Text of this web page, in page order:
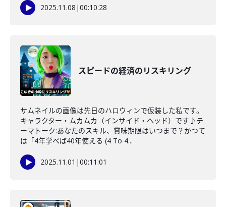
2025.11.08 |00:10:28
スピードの経済のリスキリング
サムネイルの画像は先日のハロウィンで仮装した私です。
キャラクター・ムカムカ（インサイド・ヘッド）です♪テ
ーマトーク:あなたのスキル、賞味期限はいつまで？かつて
は「4年学べば40年使える (4 To 4...
2025.11.01 |00:11:01